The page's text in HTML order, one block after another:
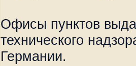
Офисы пунктов
технического
Германии.